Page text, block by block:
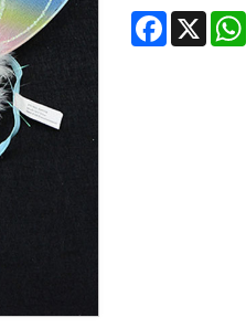
Facebook
X